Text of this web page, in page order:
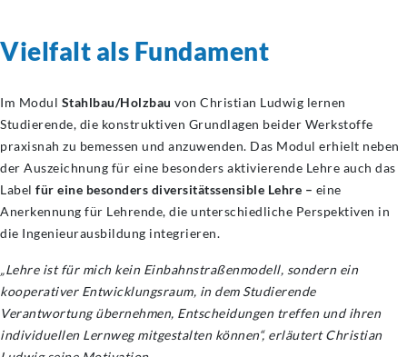
Vielfalt als Fundament
Im Modul Stahlbau/Holzbau von Christian Ludwig lernen
Studierende, die konstruktiven Grundlagen beider Werkstoffe
praxisnah zu bemessen und anzuwenden. Das Modul erhielt neben
der Auszeichnung für eine besonders aktivierende Lehre auch das
Label für eine besonders diversitätssensible Lehre – eine
Anerkennung für Lehrende, die unterschiedliche Perspektiven in
die Ingenieurausbildung integrieren.
„Lehre ist für mich kein Einbahnstraßenmodell, sondern ein
kooperativer Entwicklungsraum, in dem Studierende
Verantwortung übernehmen, Entscheidungen treffen und ihren
individuellen Lernweg mitgestalten können“, erläutert Christian